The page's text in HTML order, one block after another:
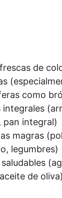
de
como
integrales
pan integral)
magras
legumbres)
saludables
de oliva)